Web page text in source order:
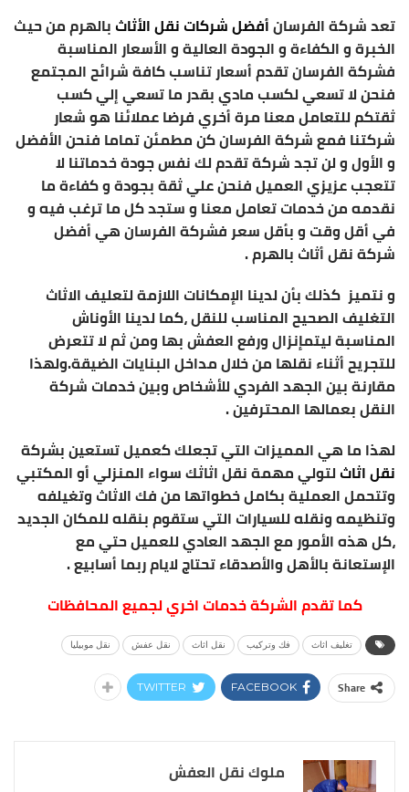
تعد شركة الفرسانأفضل شركات نقل الأثاث بالهرم من حيث
الخبرة و الكفاءة و الجودة العالية و الأسعار المناسبة
فشركة الفرسان تقدم أسعار تناسب كافة شرائح المجتمع
فنحن لا تسعي لكسب مادي بقدر ما تسعي إلي كسب
ثقتكم للتعامل معنا مرة أخري فرضا عملائنا هو شعار
شركتنا فمع شركة الفرسان كن مطمئن تماما فنحن الأفضل
و الأول و لن تجد شركة تقدم لك نفس جودة خدماتنا لا
تتعجب عزيزي العميل فنحن علي ثقة بجودة و كفاءة ما
نقدمه من خدمات تعامل معنا و ستجد كل ما ترغب فيه و
في أقل وقت و بأقل سعر فشركة الفرسان هي أفضل
شركة نقل أثاث بالهرم .
و نتميز كذلك بأن لدينا الإمكانات اللازمة لتعليف الاثاث
التغليف الصحيح المناسب للنقل ،كما لدينا الأوناش
المناسبة ليتمإنزال ورفع العفش بها ومن ثم لا تتعرض
للتجريح أثناء نقلها من خلال مداخل البنايات الضيقة.ولهذا
مقارنة بين الجهد الفردي للأشخاص وبين خدمات شركة
النقل بعمالها المحترفين .
لهذا ما هي المميزات التي تجعلك كعميل تستعين بشركة
نقل اثاث لتولي مهمة نقل اثاثك سواء المنزلي أو المكتبي
وتتحمل العملية بكامل خطواتها من فك الاثاث وتغيلفه
وتنظيمه ونقله للسيارات التي ستقوم بنقله للمكان الجديد
،كل هذه الأمور مع الجهد العادي للعميل حتي مع
الإستعانة بالأهل والأصدقاء تحتاج لايام ربما أسابيع .
كما تقدم الشركة خدمات اخري لجميع المحافظات
تغليف اثاث فك وتركيب نقل اثاث نقل عفش نقل موبيليا
Share
FACEBOOK
TWITTER
ملوك نقل العفش